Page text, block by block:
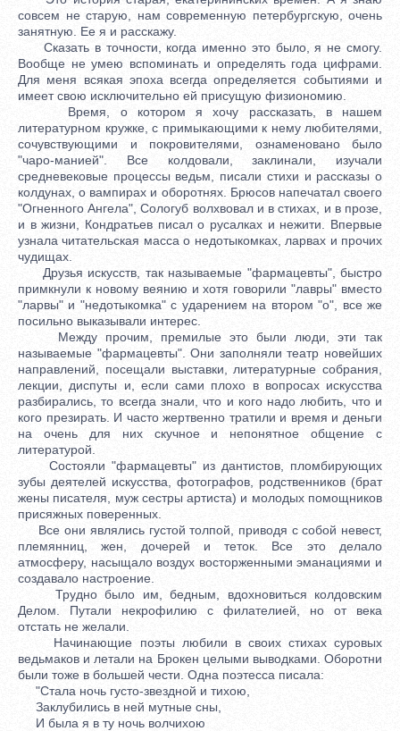
совсем не старую, нам современную петербургскую, очень
занятную. Ее я и расскажу.
Сказать в точности, когда именно это было, я не смогу.
Вообще не умею вспоминать и определять года цифрами.
Для меня всякая эпоха всегда определяется событиями и
имеет свою исключительно ей присущую физиономию.
Время, о котором я хочу рассказать, в нашем
литературном кружке, с примыкающими к нему любителями,
сочувствующими и покровителями, ознаменовано было
"чаро-манией". Все колдовали, заклинали, изучали
средневековые процессы ведьм, писали стихи и рассказы о
колдунах, о вампирах и оборотнях. Брюсов напечатал своего
"Огненного Ангела", Сологуб волхвовал и в стихах, и в прозе,
и в жизни, Кондратьев писал о русалках и нежити. Впервые
узнала читательская масса о недотыкомках, ларвах и прочих
чудищах.
Друзья искусств, так называемые "фармацевты", быстро
примкнули к новому веянию и хотя говорили "лавры" вместо
"ларвы" и "недотыкомка" с ударением на втором "о", все же
посильно выказывали интерес.
Между прочим, премилые это были люди, эти так
называемые "фармацевты". Они заполняли театр новейших
направлений, посещали выставки, литературные собрания,
лекции, диспуты и, если сами плохо в вопросах искусства
разбирались, то всегда знали, что и кого надо любить, что и
кого презирать. И часто жертвенно тратили и время и деньги
на очень для них скучное и непонятное общение с
литературой.
Состояли "фармацевты" из дантистов, пломбирующих
зубы деятелей искусства, фотографов, родственников (брат
жены писателя, муж сестры артиста) и молодых помощников
присяжных поверенных.
Все они являлись густой толпой, приводя с собой невест,
племянниц, жен, дочерей и теток. Все это делало
атмосферу, насыщало воздух восторженными эманациями и
создавало настроение.
Трудно было им, бедным, вдохновиться колдовским
Делом. Путали некрофилию с филателией, но от века
отстать не желали.
Начинающие поэты любили в своих стихах суровых
ведьмаков и летали на Брокен целыми выводками. Оборотни
были тоже в большей чести. Одна поэтесса писала:
"Стала ночь густо-звездной и тихою,
Заклубились в ней мутные сны,
И была я в ту ночь волчихою